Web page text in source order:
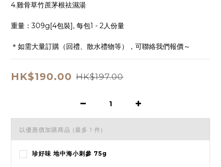
4.雞骨草竹蔗茅根祛濕湯
重量：309g[4包裝], 每包1 - 2人份量
＊如需大量訂購（回禮、散水禮物等），可聯絡我們報價～
HK$190.00 HK$197.00
以優惠價加購商品 (最多 1 件)
珍好味 地中海小刺參 75g